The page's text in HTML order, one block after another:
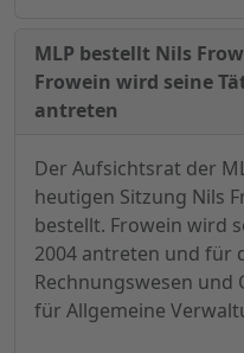
MLP bestellt Nils
Frowein wird seine
antreten
Der Aufsichtsrat der
heutigen Sitzung Nils
bestellt. Frowein wird
2004 antreten und für
Rechnungswesen und
für Allgemeine